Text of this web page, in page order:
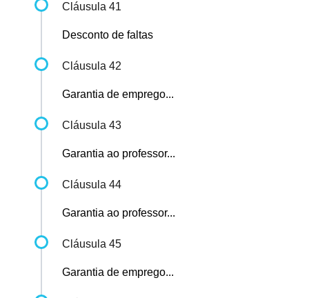
Cláusula 41
Desconto de faltas
Cláusula 42
Garantia de emprego...
Cláusula 43
Garantia ao professor...
Cláusula 44
Garantia ao professor...
Cláusula 45
Garantia de emprego...